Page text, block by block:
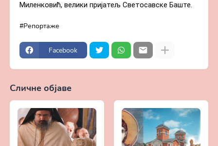
Миленковић, велики пријатељ Светосавске Баште.
Репортаже
Facebook
Сличне објаве